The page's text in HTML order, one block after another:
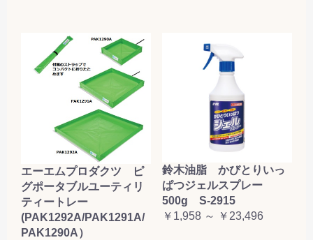
エーエムプロダクツ ピ
グポータブルユーティリ
ティートレー
(PAK1292A/PAK1291A/
PAK1290A）
鈴木油脂 かびとりいっ
ぱつジェルスプレー
500g S-2915
￥1,958 ～ ￥23,496